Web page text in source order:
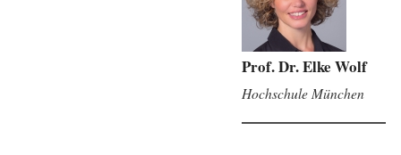
Prof. Dr. Elke Wolf
Hochschule München